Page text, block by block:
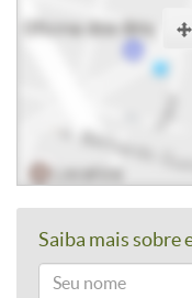
Saiba mais sobre